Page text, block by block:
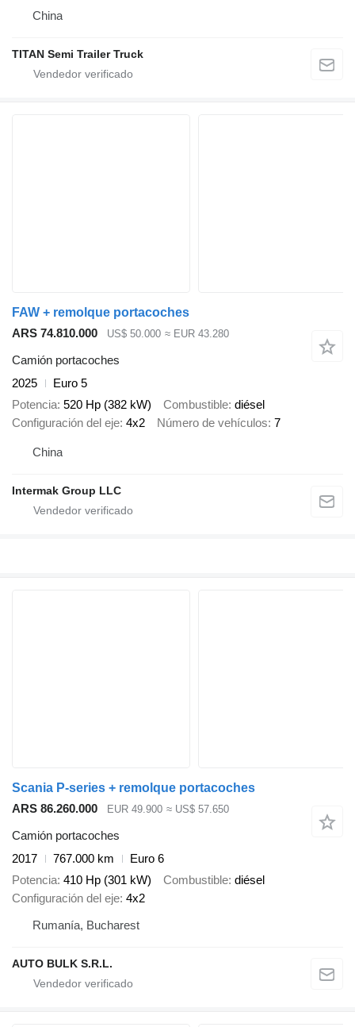
China
TITAN Semi Trailer Truck
FAW + remolque portacoches
ARS 74.810.000
US$ 50.000 ≈ EUR 43.280
Camión portacoches
2025
Euro 5
Potencia 520 Hp (382 kW) Combustible diésel
Configuración del eje 4x2 Número de vehículos 7
China
Intermak Group LLC
Scania P-series + remolque portacoches
ARS 86.260.000
EUR 49.900 ≈ US$ 57.650
Camión portacoches
2017
767.000 km
Euro 6
Potencia 410 Hp (301 kW) Combustible diésel
Configuración del eje 4x2
Rumanía, Bucharest
AUTO BULK S.R.L.